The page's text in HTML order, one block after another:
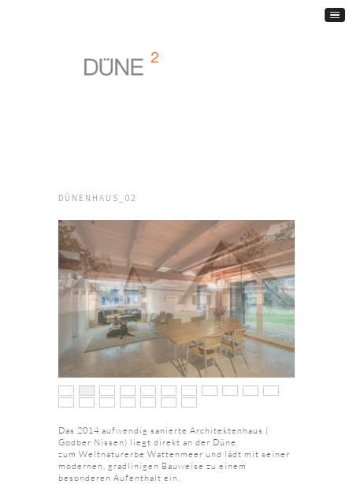
DÜNENHAUS_02
Das 2014 aufwendig sanierte Architektenhaus (
Godber Nissen) liegt direkt an der Düne
zum Weltnaturerbe Wattenmeer und lädt mit seiner
modernen, gradlinigen Bauweise zu einem
besonderen Aufenthalt ein.